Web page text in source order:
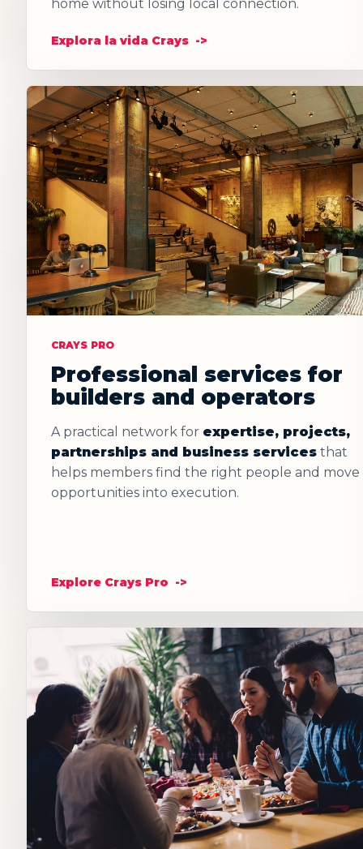
home without losing local connection.
Explora la vida Crays
CRAYS PRO
Professional services for
builders and operators
A practical network for expertise, projects,
partnerships and business services that
helps members find the right people and move
opportunities into execution.
Explore Crays Pro